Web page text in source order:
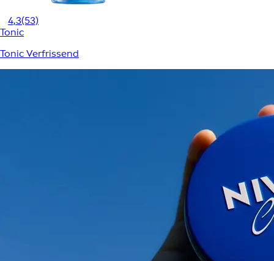
4,3(53)
Tonic
Tonic Verfrissend